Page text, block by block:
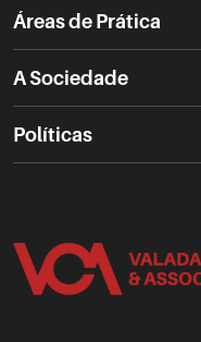
Áreas de Prática
A Sociedade
Políticas